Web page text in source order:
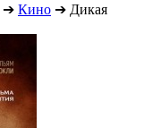
➔ Кино ➔ Дикая